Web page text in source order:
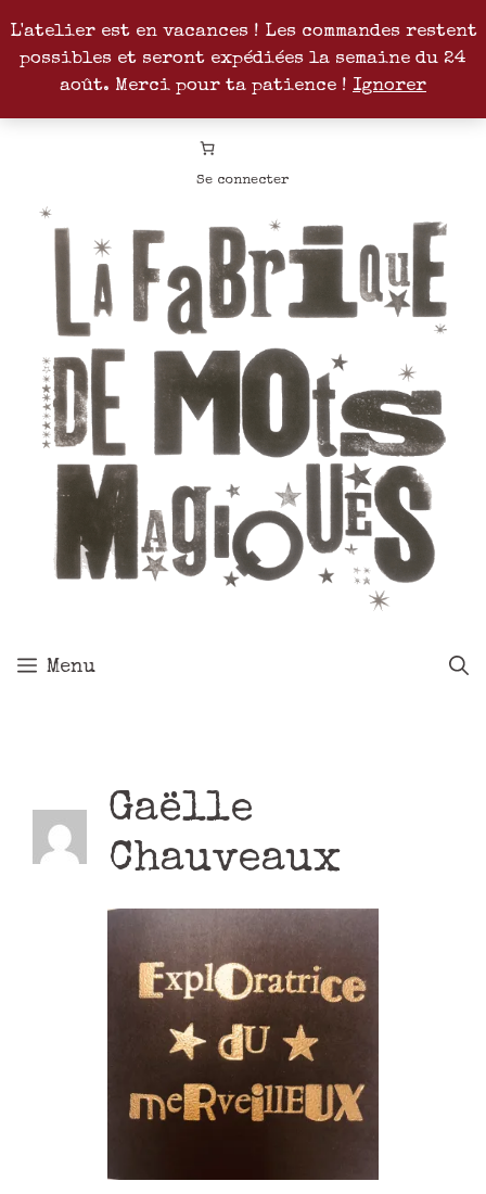
L'atelier est en vacances ! Les commandes restent
possibles et seront expédiées la semaine du 24
août. Merci pour ta patience ! Ignorer
InstagramPinterest Patreon
Se connecter
Menu
Gaëlle
Chauveaux